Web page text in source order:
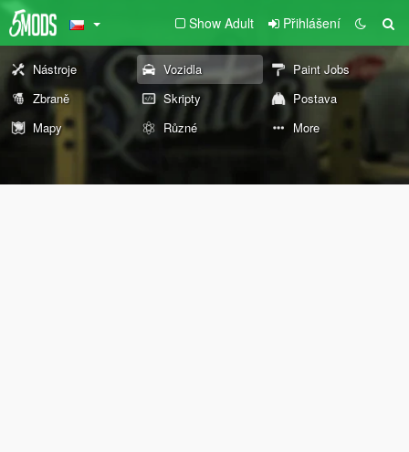
Show Adult Přihlášení
Nástroje Vozidla
Paint Jobs
Zbraně
Skripty
Postava
Mapy
Různé More